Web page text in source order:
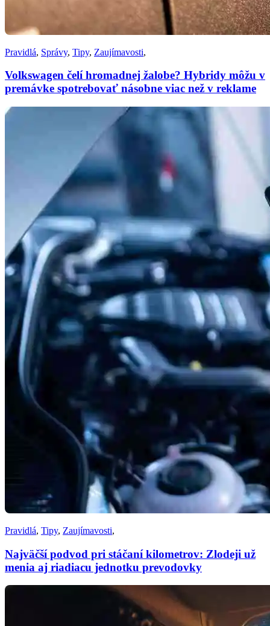
Pravidlá, Správy, Tipy, Zaujímavosti,
Volkswagen čelí hromadnej žalobe? Hybridy môžu v
premávke spotrebovať násobne viac než v reklame
Pravidlá, Tipy, Zaujímavosti,
Najväčší podvod pri stáčaní kilometrov: Zlodeji už
menia aj riadiacu jednotku prevodovky